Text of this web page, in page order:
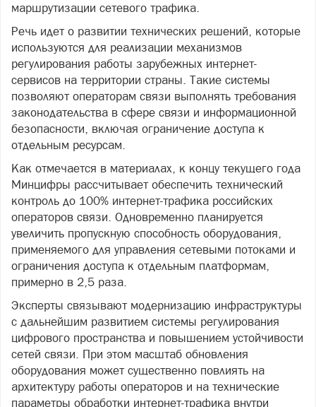
маршрутизации сетевого трафика.
Речь идет о развитии технических решений, которые
используются для реализации механизмов
регулирования работы зарубежных интернет-
сервисов на территории страны. Такие системы
позволяют операторам связи выполнять требования
законодательства в сфере связи и информационной
безопасности, включая ограничение доступа к
отдельным ресурсам.
Как отмечается в материалах, к концу текущего года
Минцифры рассчитывает обеспечить технический
контроль до 100% интернет-трафика российских
операторов связи. Одновременно планируется
увеличить пропускную способность оборудования,
применяемого для управления сетевыми потоками и
ограничения доступа к отдельным платформам,
примерно в 2,5 раза.
Эксперты связывают модернизацию инфраструктуры
с дальнейшим развитием системы регулирования
цифрового пространства и повышением устойчивости
сетей связи. При этом масштаб обновления
оборудования может существенно повлиять на
архитектуру работы операторов и на технические
параметры обработки интернет-трафика внутри